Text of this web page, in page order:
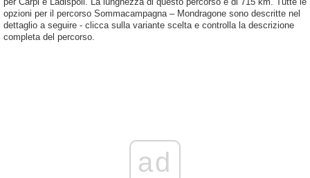
opzioni per il percorso Sommacampagna – Mondragone sono descritte nel
dettaglio a seguire - clicca sulla variante scelta e controlla la descrizione
completa del percorso.
ad